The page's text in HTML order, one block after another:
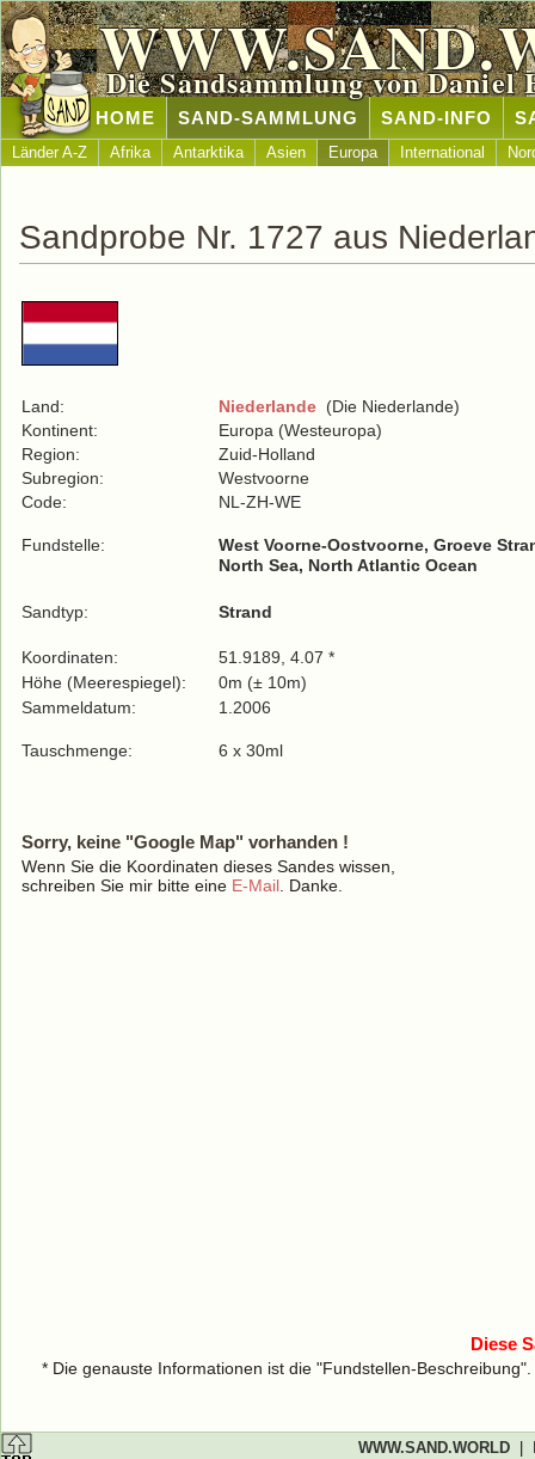
Die Sandsammlung von Daniel
HOME SAND-SAMMLUNG SAND-INFO
Länder A-Z Afrika Antarktika Asien Europa International
Sandprobe Nr. 1727 aus
Land: Niederlande (Die Niederlande)
Kontinent:
Europa (Westeuropa)
Region:
Zuid-Holland
Subregion:
Westvoorne
Code:
NL-ZH-WE
Fundstelle:
West Voorne-Oostvoorne, Groeve
North Sea, North Atlantic Ocean
Sandtyp: Strand
Koordinaten:
51.9189, 4.07 *
Höhe (Meerespiegel):
0m (± 10m)
Sammeldatum:
1.2006
Tauschmenge: 6 x 30ml
Sorry, keine "Google Map" vorhanden !
Wenn Sie die Koordinaten dieses Sandes wissen,
schreiben Sie mir bitte eine E-Mail . Danke.
Diese
* Die genauste Informationen ist die "Fundstellen-
WWW.SAND.WORLD|